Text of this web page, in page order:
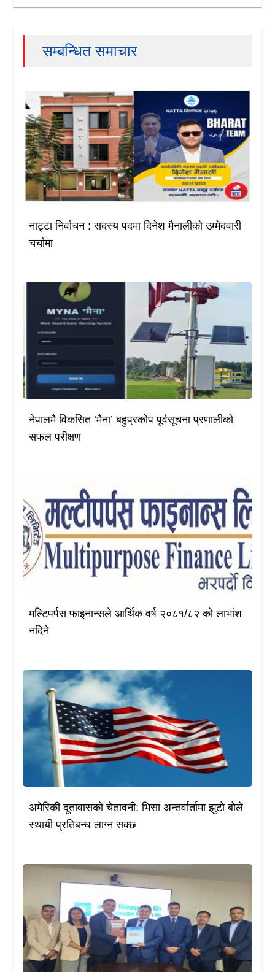
सम्बन्धित समाचार
नाट्टा निर्वाचन : सदस्य पदमा दिनेश मैनालीको उम्मेदवारी
चर्चामा
नेपालमै विकसित ‘मैना’ बहुप्रकोप पूर्वसूचना प्रणालीको
सफल परीक्षण
मल्टिपर्पस फाइनान्सले आर्थिक वर्ष २०८१/८२ को लाभांश
नदिने
अमेरिकी दूतावासको चेतावनी: भिसा अन्तर्वार्तामा झुटो बोले
स्थायी प्रतिबन्ध लाग्न सक्छ